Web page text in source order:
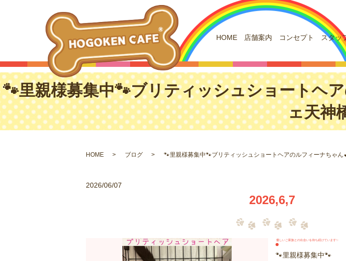
HOME 店舗案内 コンセプト スタッ
🐾里親様募集中🐾ブリティッシュショートヘ
ェ天神
HOME ブログ 🐾里親様募集中🐾ブリティッシュショートヘアのルフィーナちゃん
2026/06/07
2026,6,7
優しいご家族との出会いを待ち続けています✨
🐾里親様募集中🐾